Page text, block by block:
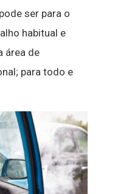
ser para o
habitual e
área de
para todo e